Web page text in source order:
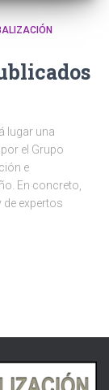
lugar una
el Grupo
e
En concreto,
expertos